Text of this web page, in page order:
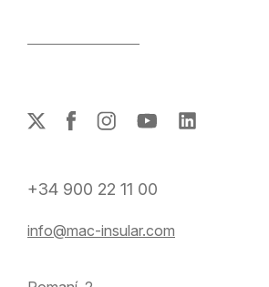
+34 900 22 11 00
info@mac-insular.com